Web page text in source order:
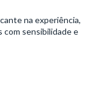
na experiência,
sensibilidade e